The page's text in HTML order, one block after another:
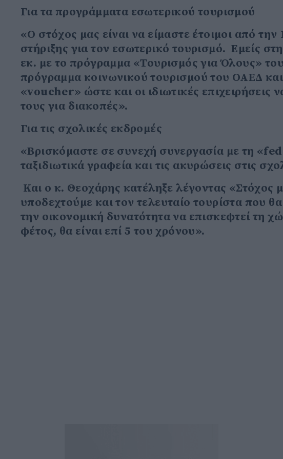
Για τα προγράμματα εσωτερικού τουρισμού
«Ο στόχος μας είναι να είμαστε έτοιμοι από
στήριξης για τον εσωτερικό τουρισμό. Εμείς
εκ. με το πρόγραμμα «Τουρισμός για Όλους»
πρόγραμμα κοινωνικού τουρισμού του ΟΑΕΔ
«voucher» ώστε και οι ιδιωτικές
τους για διακοπές».
Για τις σχολικές εκδρομές
«Βρισκόμαστε σε συνεχή συνεργασία με τη
ταξιδιωτικά γραφεία και τις ακυρώσεις στις
Και ο κ. Θεοχάρης κατέληξε λέγοντας «Στόχος
υποδεχτούμε και τον τελευταίο τουρίστα που
την οικονομική δυνατότητα να επισκεφτεί τη
φέτος, θα είναι επί 5 του χρόνου».